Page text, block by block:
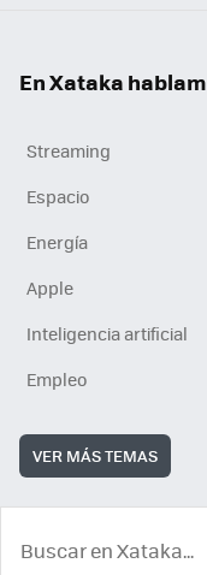
En Xataka
Streaming
Espacio
Energía
Apple
Inteligencia artificial
Empleo
VER MÁS TEMAS